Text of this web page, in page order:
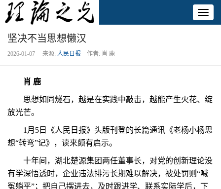
坚决不当思想懒汉
2026-01-07 来源: 人民日报 作者: 肖 鹿
肖 鹿
思想如同燧石，越是在实践中敲击，越能产生火花、绽
放光芒。
1月5日《人民日报》头版刊登的长篇通讯《老杨小杨思
想“转弯”记》，读来颇有启示。
十年间，湖北楚源集团两任董事长，对党的创新理论没
有学深悟透时，企业违法排污长期难以解决，被处罚则“喊
冤躺平”；把自己摆进去，及时跟进学、联系实际学后，下